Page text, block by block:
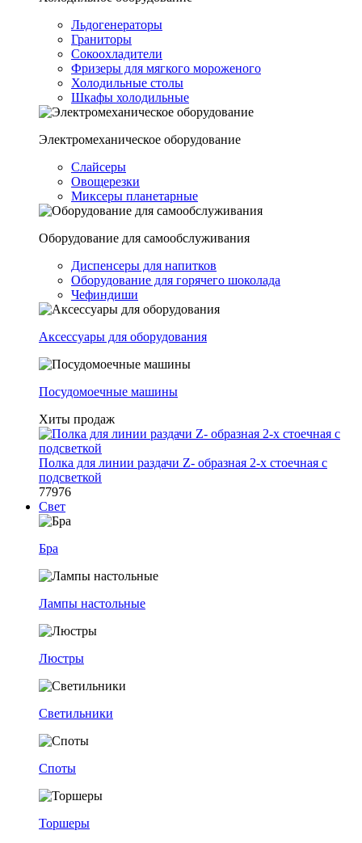
Льдогенераторы
Граниторы
Сокоохладители
Фризеры для мягкого мороженого
Холодильные столы
Шкафы холодильные
Электромеханическое оборудование
Слайсеры
Овощерезки
Миксеры планетарные
Оборудование для самообслуживания
Диспенсеры для напитков
Оборудование для горячего шоколада
Чефиндиши
Аксессуары для оборудования
Посудомоечные машины
Хиты продаж
Полка для линии раздачи Z- образная 2-х стоечная с
подсветкой
77976
Свет
Бра
Лампы настольные
Люстры
Светильники
Споты
Торшеры